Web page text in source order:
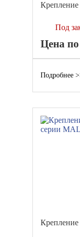
Под
Цена по
Подробнее